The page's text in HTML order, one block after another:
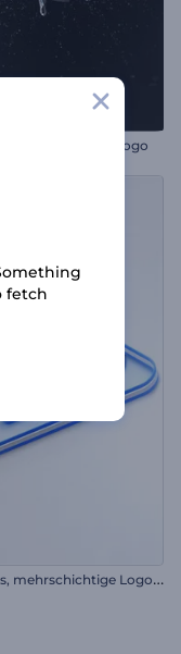
Logo
S
auberes, mehrschichtige Logo-Reveal
fetch